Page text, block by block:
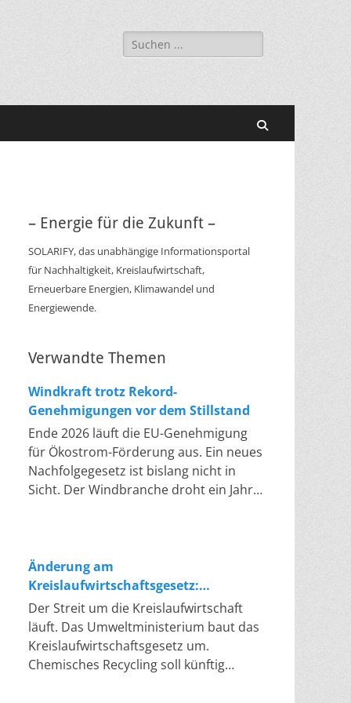
Suchen
nach:
– Energie für die Zukunft –
SOLARIFY, das unabhängige Informationsportal
für Nachhaltigkeit, Kreislaufwirtschaft,
Erneuerbare Energien, Klimawandel und
Energiewende.
Verwandte Themen
Windkraft trotz Rekord-
Genehmigungen vor dem Stillstand
Ende 2026 läuft die EU-Genehmigung
für Ökostrom-Förderung aus. Ein neues
Nachfolgegesetz ist bislang nicht in
Sicht. Der Windbranche droht ein Jahr,
Problem hat die Politik tatsächlich
gelöst, die Verfahren laufen heute
deutlich schneller. Die Halbjahresbilanz
der Branche bestätigt dieses Muster:
So viele Windräder wie nie zuvor
wurden genehmigt, doch im ersten
Halbjahr gingen netto nur rund zwei
Änderung am
Kreislaufwirtschaftsgesetz:
Chemisches Recycling soll Lücke
füllen
Der Streit um die Kreislaufwirtschaft
läuft. Das Umweltministerium baut das
Kreislaufwirtschaftsgesetz um.
Chemisches Recycling soll künftig